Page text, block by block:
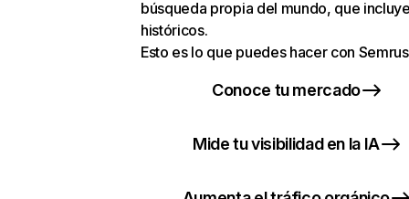
búsqueda propia del mundo, que
históricos.
Esto es lo que puedes hacer con
Conoce tu mercado
Mide tu visibilidad en la IA